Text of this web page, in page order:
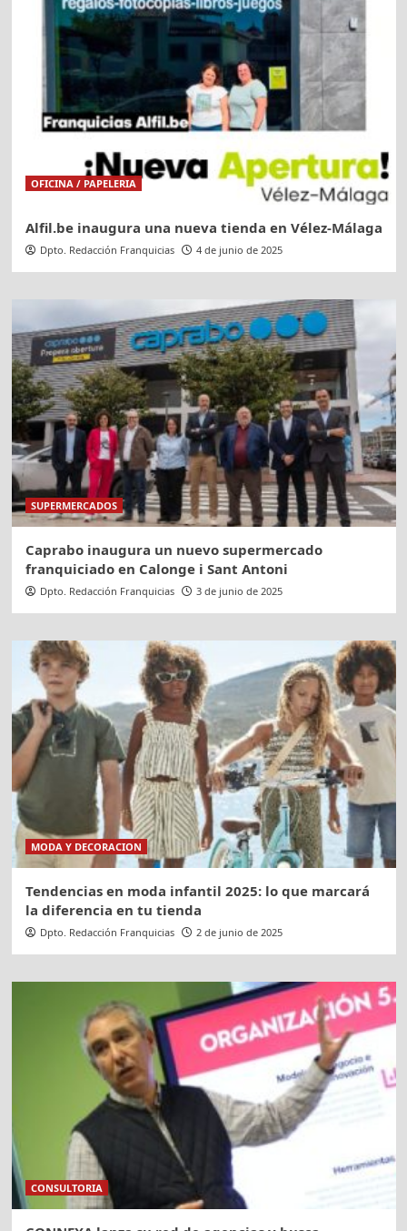
OFICINA / PAPELERIA
Alfil.be inaugura una nueva tienda en Vélez-Málaga
Dpto. Redacción Franquicias 4 de junio de 2025
SUPERMERCADOS
Caprabo inaugura un nuevo supermercado
franquiciado en Calonge i Sant Antoni
Dpto. Redacción Franquicias 3 de junio de 2025
MODA Y DECORACION
Tendencias en moda infantil 2025: lo que marcará
la diferencia en tu tienda
Dpto. Redacción Franquicias 2 de junio de 2025
CONSULTORIA